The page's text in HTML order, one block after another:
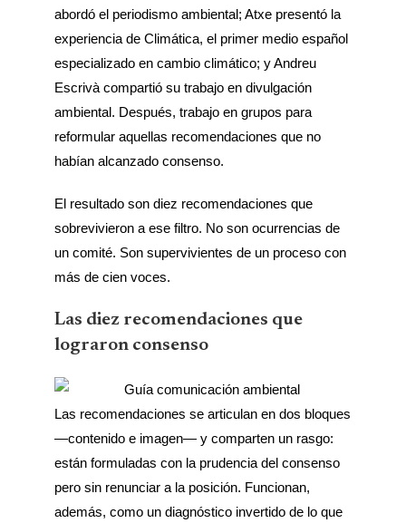
abordó el periodismo ambiental; Atxe presentó la
experiencia de Climática, el primer medio español
especializado en cambio climático; y Andreu
Escrivà compartió su trabajo en divulgación
ambiental. Después, trabajo en grupos para
reformular aquellas recomendaciones que no
habían alcanzado consenso.
El resultado son diez recomendaciones que
sobrevivieron a ese filtro. No son ocurrencias de
un comité. Son supervivientes de un proceso con
más de cien voces.
Las diez recomendaciones que
lograron consenso
Las recomendaciones se articulan en dos bloques
—contenido e imagen— y comparten un rasgo:
están formuladas con la prudencia del consenso
pero sin renunciar a la posición. Funcionan,
además, como un diagnóstico invertido de lo que